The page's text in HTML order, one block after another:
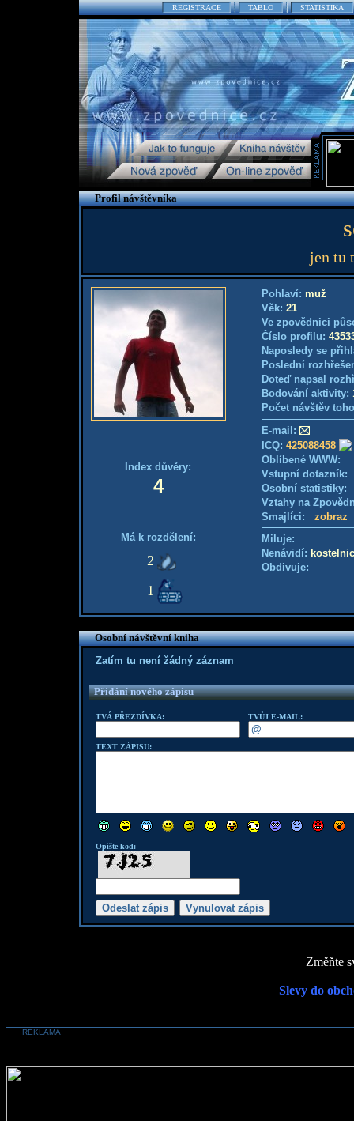
REGISTRACE TABLO STATISTIKA
Profil návštěvníka
jen tu
Index důvěry:
4
Má k rozdělení:
2
1
Pohlaví: muž
Věk: 21
Ve zpovědnici
Číslo profilu:
Naposledy se
Poslední
Doteď napsal
Bodování aktivity:
Počet návštěv
E-mail:
ICQ: 425088458
Oblíbené WWW:
Vstupní
Osobní
Vztahy na
Smajlíci: zobraz
Miluje:
Nenávidí:
Obdivuje:
Osobní návštěvní kniha
Zatím tu není žádný záznam
Přidání nového zápisu
TVÁ PŘEZDÍVKA: TVŮJ E-MAIL:
TEXT ZÁPISU:
Opište kod:
Změňte
Slevy do
REKLAMA